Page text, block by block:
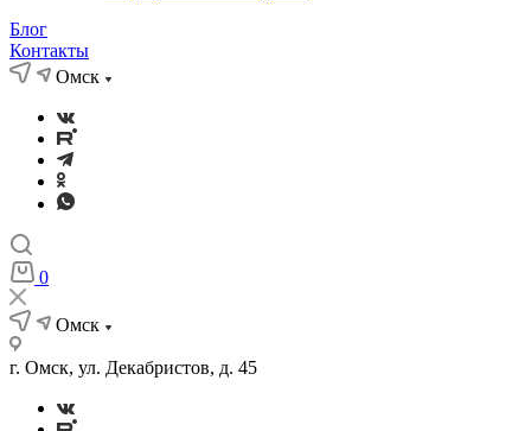
Блог
Контакты
Омск
0
Омск
г. Омск, ул. Декабристов, д. 45